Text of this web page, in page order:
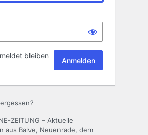
bleiben
ZEITUNG – Aktuelle
aus Balve, Neuenrade, dem